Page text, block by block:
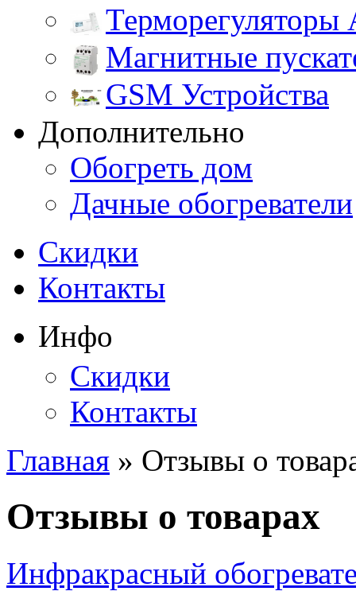
Терморегуляторы
Магнитные
GSM Устройства
Дополнительно
Обогреть дом
Дачные обогреватели
Скидки
Контакты
Инфо
Скидки
Контакты
Главная » Отзывы о
Отзывы о товарах
Инфракрасный